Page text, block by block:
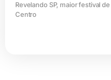
Revelando SP, maior festival
Centro